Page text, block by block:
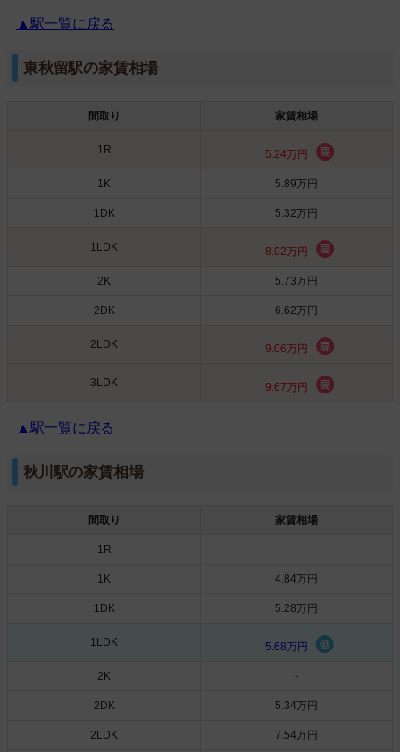
▲駅一覧に戻る
東秋留駅の家賃相場
間取り 家賃相場
1R 5.24万円
1K 5.89万円
1DK 5.32万円
1LDK 8.02万円
2K 5.73万円
2DK 6.62万円
2LDK 9.06万円
3LDK 9.67万円
▲駅一覧に戻る
秋川駅の家賃相場
間取り 家賃相場
1R -
1K 4.84万円
1DK 5.28万円
1LDK 5.68万円
2K -
2DK 5.34万円
2LDK 7.54万円